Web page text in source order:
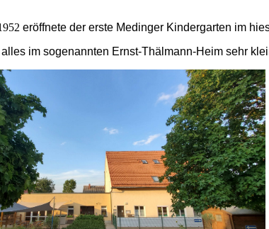
eröffnete der erste Medinger Kindergarten im
im sogenannten Ernst-Thälmann-Heim sehr